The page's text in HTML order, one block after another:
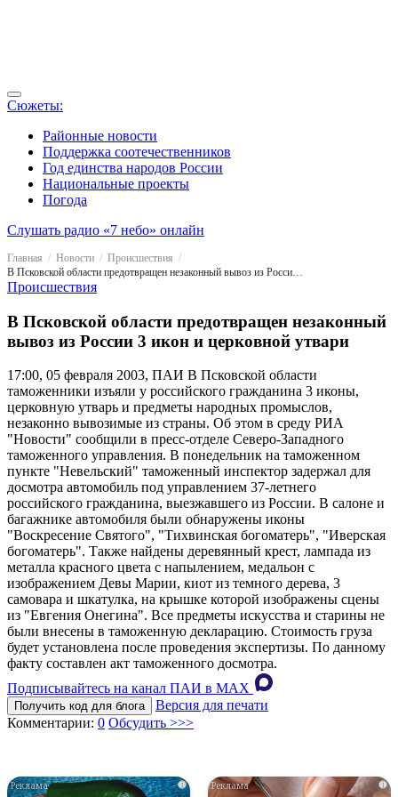
Сюжеты:
Районные новости
Поддержка соотечественников
Год единства народов России
Национальные проекты
Погода
Слушать радио «7 небо» онлайн
Главная Новости
Происшествия
В Псковской области предотвращен незаконный вывоз из России 3 икон и церковной утвари
Происшествия
В Псковской области предотвращен незаконный
вывоз из России 3 икон и церковной утвари
17:00, 05 февраля 2003, ПАИ В Псковской области
таможенники изъяли у российского гражданина 3 иконы,
церковную утварь и предметы народных промыслов,
незаконно вывозимые из страны. Об этом в среду РИА
"Новости" сообщили в пресс-отделе Северо-Западного
таможенного управления. В понедельник на таможенном
пункте "Невельский" таможенный инспектор задержал для
досмотра автомобиль под управлением 37-летнего
российского гражданина, выезжавшего из России. В салоне и
багажнике автомобиля были обнаружены иконы
"Воскресение Святого", "Тихвинская богоматерь", "Иверская
богоматерь". Также найдены деревянный крест, лампада из
металла красного цвета с напылением, медальон с
изображением Девы Марии, киот из темного дерева, 3
самовара и шкатулка, на крышке которой изображены сцены
из "Евгения Онегина". Все предметы искусства и старины не
были внесены в таможенную декларацию. Стоимость груза
будет установлена после проведения экспертизы. По данному
факту составлен акт таможенного досмотра.
Подписывайтесь на канал ПАИ в MAХ
Получить код для блога
Версия для печати
Комментарии: 0 Обсудить >>>
i i